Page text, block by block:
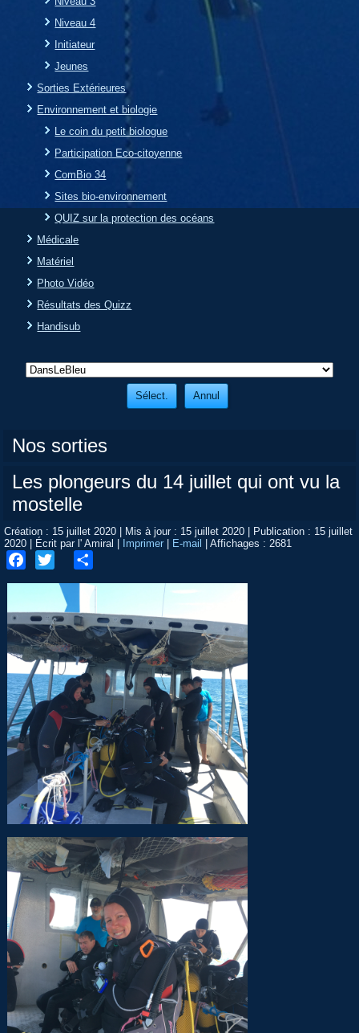
Niveau 4
Initiateur
Jeunes
Sorties Extérieures
Environnement et biologie
Le coin du petit biologue
Participation Eco-citoyenne
ComBio 34
Sites bio-environnement
QUIZ sur la protection des océans
Médicale
Matériel
Photo Vidéo
Résultats des Quizz
Handisub
Nos sorties
Les plongeurs du 14 juillet qui ont vu la
mostelle
Création : 15 juillet 2020 | Mis à jour : 15 juillet 2020 | Publication : 15 juillet
2020 | Écrit par l' Amiral | Imprimer | E-mail |Affichages : 2681